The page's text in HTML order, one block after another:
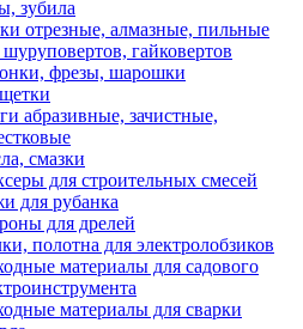
зубила
отрезные, алмазные, пильные
гайковертов
фрезы, шарошки
абразивные, зачистные,
смазки
для строительных смесей
для рубанка
для дрелей
полотна для электролобзиков
материалы для садового
материалы для сварки